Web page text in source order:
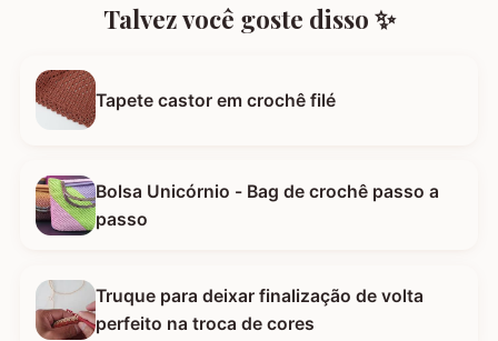
Talvez você goste disso ✨
Tapete castor em crochê filé
Bolsa Unicórnio - Bag de crochê passo a
passo
Truque para deixar finalização de volta
perfeito na troca de cores